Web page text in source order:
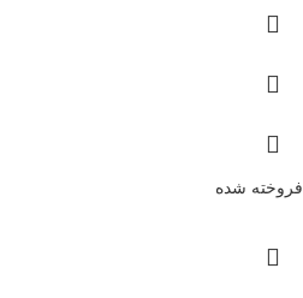
فروخته شده